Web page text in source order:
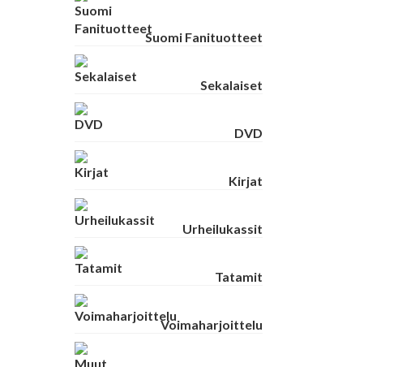
Suomi Fanituotteet
Sekalaiset
DVD
Kirjat
Urheilukassit
Tatamit
Voimaharjoittelu